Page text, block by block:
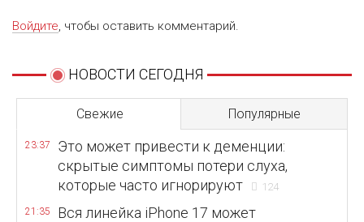
Войдите, чтобы оставить комментарий.
НОВОСТИ СЕГОДНЯ
Свежие Популярные
23:37
Это может привести к деменции:
скрытые симптомы потери слуха,
которые часто игнорируют
124
21:35
Вся линейка iPhone 17 может